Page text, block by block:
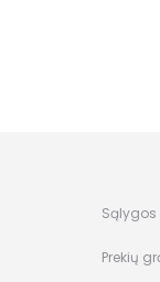
Sąlygos
Prekių